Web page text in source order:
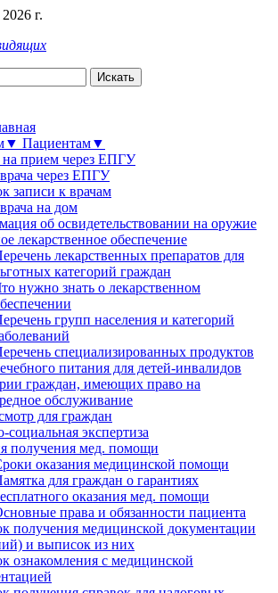
г.
Искать
Пациентам▼
на прием через ЕПГУ
через ЕПГУ
записи к врачам
на дом
об освидетельствовании на оружие
лекарственное обеспечение
лекарственных препаратов для
категорий граждан
нужно знать о лекарственном
групп населения и категорий
специализированных продуктов
питания для детей-инвалидов
граждан, имеющих право на
обслуживание
для граждан
социальная экспертиза
получения мед. помощи
оказания медицинской помощи
для граждан о гарантиях
оказания мед. помощи
права и обязанности пациента
получения медицинской документации
и выписок из них
ознакомления с медицинской